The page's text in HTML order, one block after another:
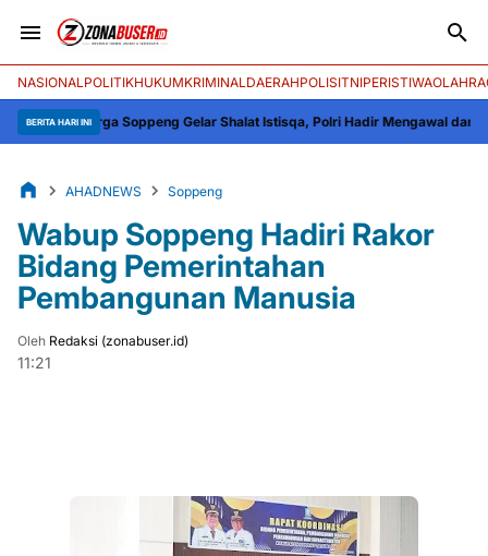
NASIONALPOLITIKHUKUMKRIMINALDAERAHPOLISITNIPERISTIWA
BERITA HARI INI
Soppeng Gelar Shalat Istisqa, Polri Hadir Mengawal dan Menguatkan
AHADNEWS Soppeng
Wabup Soppeng Hadiri Rakor
Bidang Pemerintahan
Pembangunan Manusia
Oleh Redaksi (zonabuser.id)
11:21